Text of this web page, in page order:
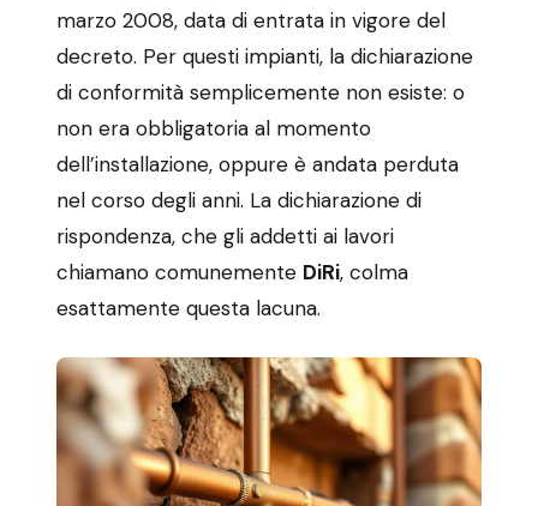
marzo 2008, data di entrata in vigore del
decreto. Per questi impianti, la dichiarazione
di conformità semplicemente non esiste: o
non era obbligatoria al momento
dell’installazione, oppure è andata perduta
nel corso degli anni. La dichiarazione di
rispondenza, che gli addetti ai lavori
chiamano comunemente DiRi, colma
esattamente questa lacuna.